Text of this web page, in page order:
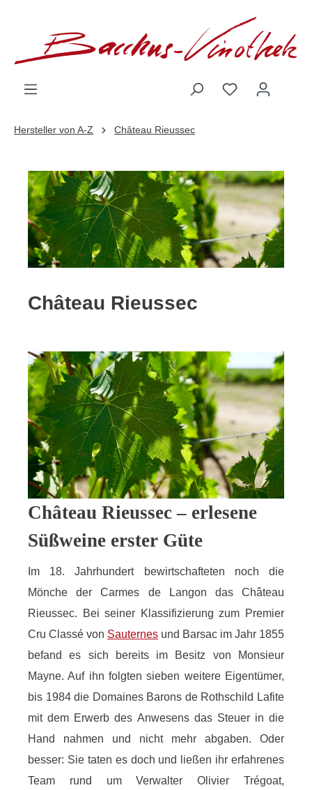
Hersteller von A-Z Château Rieussec
Château Rieussec
Château Rieussec – erlesene
Süßweine erster Güte
Im 18. Jahrhundert bewirtschafteten noch die
Mönche der Carmes de Langon das Château
Rieussec. Bei seiner Klassifizierung zum Premier
Cru Classé von Sauternes und Barsac im Jahr 1855
befand es sich bereits im Besitz von Monsieur
Mayne. Auf ihn folgten sieben weitere Eigentümer,
bis 1984 die Domaines Barons de Rothschild Lafite
mit dem Erwerb des Anwesens das Steuer in die
Hand nahmen und nicht mehr abgaben. Oder
besser: Sie taten es doch und ließen ihr erfahrenes
Team rund um Verwalter Olivier Trégoat,